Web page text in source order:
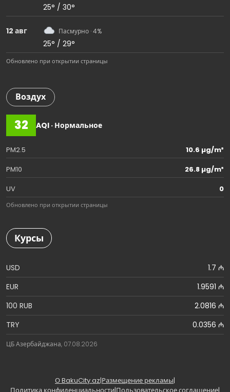
25° / 30°
12 авг Пасмурно · 4%
25° / 29°
Обновлено при открытии страницы
Воздух
32 AQI · Нормальное
PM2.5
10.6 µg/m³
PM10
26.8 µg/m³
UV
0
Обновлено при открытии страницы
Курсы
USD
1.7 ₼
EUR
1.9591 ₼
100 RUB
2.0816 ₼
TRY
0.0356 ₼
ЦБ Азербайджана, 07.08.2026
О BakuCity.az|Размещение рекламы|